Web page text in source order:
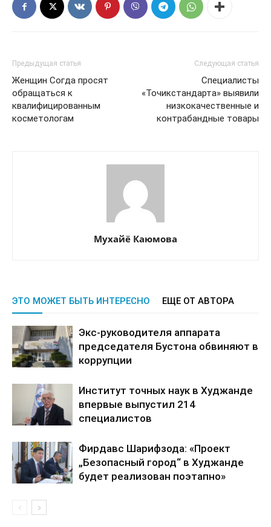
Предыдущая статья
Женщин Согда просят
обращаться к
квалифицированным
косметологам
Следующая статья
Специалисты
«Точикстандарта» выявили
низкокачественные и
контрабандные товары
Мухайё Каюмова
ЭТО МОЖЕТ БЫТЬ ИНТЕРЕСНО ЕЩЕ ОТ АВТОРА
Экс-руководителя аппарата
председателя Бустона обвиняют в
коррупции
Институт точных наук в Худжанде
впервые выпустил 214
специалистов
Фирдавс Шарифзода: «Проект
„Безопасный город“ в Худжанде
будет реализован поэтапно»